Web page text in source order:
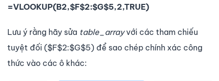
=VLOOKUP(B2,$F$2:$G$5,2,TRUE)
Lưu ý rằng hãy sửa table_arrayvới các tham chiếu
tuyệt đối ($F$2:$G$5) để sao chép chính xác công
thức vào các ô khác: